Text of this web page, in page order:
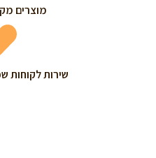
מוצרים
שירות לקוחות